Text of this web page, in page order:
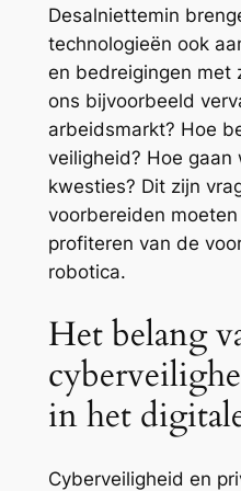
Desalniettemin
technologieën ook
en bedreigingen met
ons bijvoorbeeld
arbeidsmarkt? Hoe
veiligheid? Hoe
kwesties? Dit zijn
voorbereiden
profiteren van de
robotica.
Het belang
in het
Cyberveiligheid en